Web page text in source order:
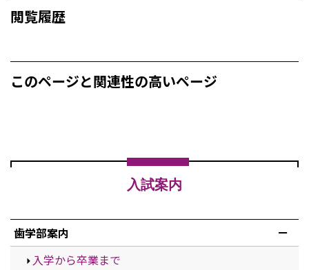
閲覧履歴
このページと関連性の高いページ
入試案内
歯学部案内
入学から卒業まで